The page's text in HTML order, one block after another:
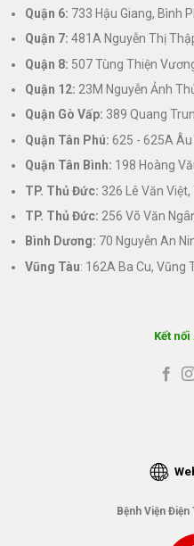
Quận 6: 733 Hậu Giang, Bình
Quận 7: 481A Nguyễn Thị
Quận 8: 507 Tùng Thiện
Quận 12: 23M Nguyễn Ảnh
Quận Gò Vấp: 389 Quang
Quận Tân Phú: 625 - 625A Âu
Quận Tân Bình: 198 Hoàng
TP. Thủ Đức: 326 Lê Văn
TP. Thủ Đức: 256 Võ Văn
Bình Dương: 70 Nguyễn An
Vũng Tàu: 162A Ba Cu, Vũng
Kết
Bệnh Viện